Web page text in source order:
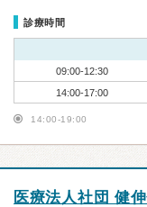
診療時間
09:00-12:30
14:00-17:00
14:00-19:00
医療法人社団 健